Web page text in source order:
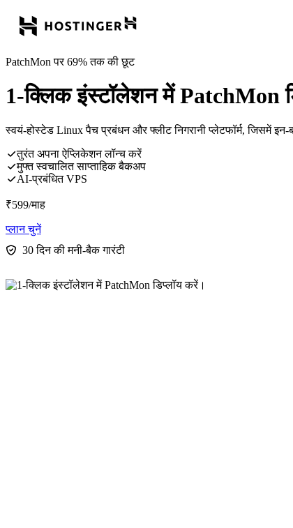
PatchMon पर 69% तक की छूट
1-क्लिक इंस्टॉलेशन में PatchMon
स्वयं-होस्टेड Linux पैच प्रबंधन और फ्लीट निगरानी प्लेटफॉर्म, जिसमें
तुरंत अपना ऐप्लिकेशन लॉन्च करें
मुफ्त स्वचालित साप्ताहिक बैकअप
AI-प्रबंधित VPS
₹599/माह
प्लान चुनें
30 दिन की मनी-बैक गारंटी